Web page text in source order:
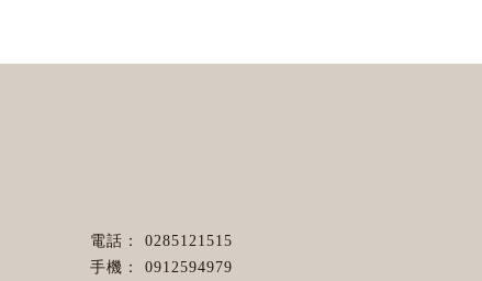
0285121515
0912594979